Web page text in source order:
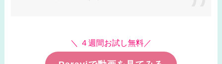
＼ ４週間お試し無料／